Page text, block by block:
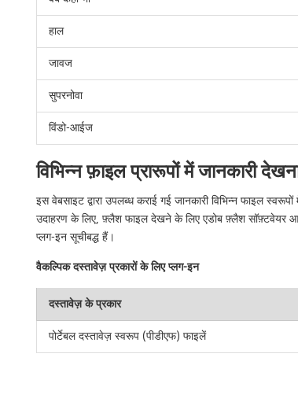
हाल
जावज
सुपरनोवा
विंडो-आईज
विभिन्न फ़ाइल प्रारूपों में जानकारी
इस वेबसाइट द्वारा उपलब्ध कराई गई जानकारी विभिन्न फाइल
उदाहरण के लिए, फ़्लैश फाइल देखने के लिए एडोब फ़्लैश सॉफ़्टवेयर
प्लग-इन सूचीबद्ध हैं।
वैकल्पिक दस्तावेज़ प्रकारों के लिए प्लग-इन
दस्तावेज़ के प्रकार
पोर्टेबल दस्तावेज़ स्वरूप (पीडीएफ) फाइलें